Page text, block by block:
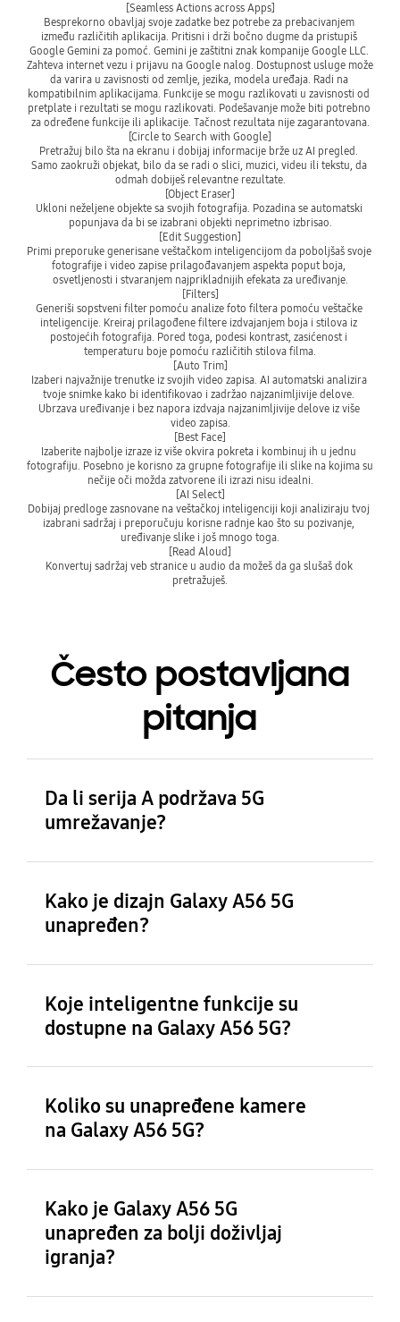
[Seamless Actions across Apps]
Besprekorno obavljaj svoje zadatke bez potrebe za prebacivanjem
između različitih aplikacija. Pritisni i drži bočno dugme da pristupiš
Google Gemini za pomoć. Gemini je zaštitni znak kompanije Google LLC.
Zahteva internet vezu i prijavu na Google nalog. Dostupnost usluge može
da varira u zavisnosti od zemlje, jezika, modela uređaja. Radi na
kompatibilnim aplikacijama. Funkcije se mogu razlikovati u zavisnosti od
pretplate i rezultati se mogu razlikovati. Podešavanje može biti potrebno
za određene funkcije ili aplikacije. Tačnost rezultata nije zagarantovana.
[Circle to Search with Google]
Pretražuj bilo šta na ekranu i dobijaj informacije brže uz AI pregled.
Samo zaokruži objekat, bilo da se radi o slici, muzici, videu ili tekstu, da
odmah dobiješ relevantne rezultate.
[Object Eraser]
Ukloni neželjene objekte sa svojih fotografija. Pozadina se automatski
popunjava da bi se izabrani objekti neprimetno izbrisao.
[Edit Suggestion]
Primi preporuke generisane veštačkom inteligencijom da poboljšaš svoje
fotografije i video zapise prilagođavanjem aspekta poput boja,
osvetljenosti i stvaranjem najprikladnijih efekata za uređivanje.
[Filters]
Generiši sopstveni filter pomoću analize foto filtera pomoću veštačke
inteligencije. Kreiraj prilagođene filtere izdvajanjem boja i stilova iz
postojećih fotografija. Pored toga, podesi kontrast, zasićenost i
temperaturu boje pomoću različitih stilova filma.
[Auto Trim]
Izaberi najvažnije trenutke iz svojih video zapisa. AI automatski analizira
tvoje snimke kako bi identifikovao i zadržao najzanimljivije delove.
Ubrzava uređivanje i bez napora izdvaja najzanimljivije delove iz više
video zapisa.
[Best Face]
Izaberite najbolje izraze iz više okvira pokreta i kombinuj ih u jednu
fotografiju. Posebno je korisno za grupne fotografije ili slike na kojima su
nečije oči možda zatvorene ili izrazi nisu idealni.
[AI Select]
Dobijaj predloge zasnovane na veštačkoj inteligenciji koji analiziraju tvoj
izabrani sadržaj i preporučuju korisne radnje kao što su pozivanje,
uređivanje slike i još mnogo toga.
[Read Aloud]
Konvertuj sadržaj veb stranice u audio da možeš da ga slušaš dok
pretražuješ.
Često postavljana
pitanja
Da li serija A podržava 5G
umrežavanje?
Kako je dizajn Galaxy A56 5G
unapređen?
Koje inteligentne funkcije su
dostupne na Galaxy A56 5G?
Koliko su unapređene kamere
na Galaxy A56 5G?
Kako je Galaxy A56 5G
unapređen za bolji doživljaj
igranja?